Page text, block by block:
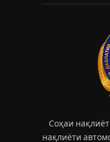
Соҳаи
нақлиёти